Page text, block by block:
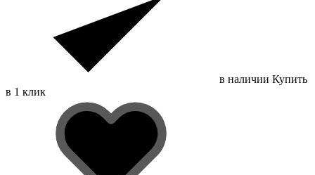
в наличии Купить
в 1 клик